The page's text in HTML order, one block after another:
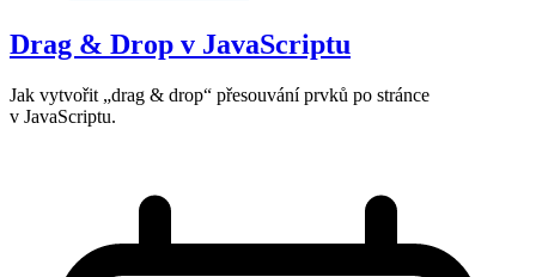
Drag & Drop v JavaScriptu
Jak vytvořit „drag & drop“ přesouvání prvků po stránce
v JavaScriptu.